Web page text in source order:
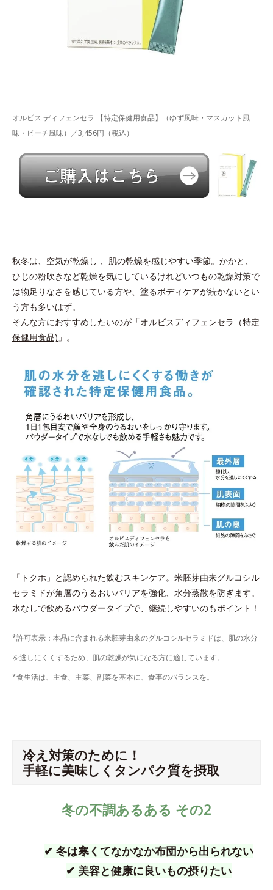
オルビス ディフェンセラ 【特定保健用食品】（ゆず風味・マスカット風
味・ピーチ風味）／3,456円（税込）
秋冬は、空気が乾燥し 、肌の乾燥を感じやすい季節。かかと、
ひじの粉吹きなど乾燥を気にしているけれどいつもの乾燥対策で
は物足りなさを感じている方や、塗るボディケアが続かないとい
う方も多いはず。
そんな方におすすめしたいのが「オルビスディフェンセラ（特定
保健用食品) 」。
「トクホ」と認められた飲むスキンケア。米胚芽由来グルコシル
セラミドが角層のうるおいバリアを強化、水分蒸散を防ぎます。
水なしで飲めるパウダータイプで、継続しやすいのもポイント！
*許可表示：本品に含まれる米胚芽由来のグルコシルセラミドは、肌の水分
を逃しにくくするため、肌の乾燥が気になる方に適しています。
*食生活は、主食、主菜、副菜を基本に、食事のバランスを。
冷え対策のために！
手軽に美味しくタンパク質を摂取
冬の不調あるある その2
✔ 冬は寒くてなかなか布団から出られない
✔ 美容と健康に良いもの摂りたい